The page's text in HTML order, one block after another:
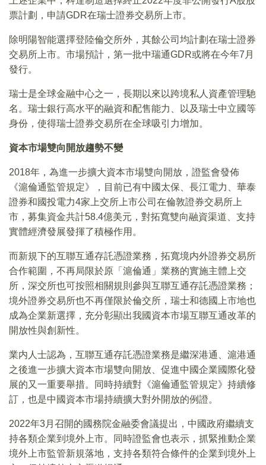
票計劃，申請GDR在瑞士證券交易所上市。
除明陽智能選擇登陸倫交所外，其餘公司均計劃在瑞士證券
交易所上市。市場預計，第一批中瑞通GDR或將在今年7月
發行。
瑞士是全球金融中心之一，長期以來以跨境私人資產管理馳
名。瑞士銀行高水平的融資和配售能力、以及瑞士中立國等
身份，使得瑞士證券交易所在全球吸引力增加。
資本市場雙向開放趨勢不變
2018年，為進一步擴大資本市場雙向開放，證監會發佈
《滬倫通監管規定》，目前已有中國太保、長江電力、華泰
證券和國投電力4家上交所上市公司在倫敦證券交易所上
市，募集資金共計58.4億美元，對拓寬雙向融資渠道、支持
實體經濟發展發揮了積極作用。
而新規下的互聯互通存託憑證業務，拓寬境内外證券交易所
合作範圍，不再局限於原「滬倫通」業務的實施主體上交
所，深交所也可按照相關規則參與互聯互通存託憑證業務；
境外證券交易所也不再僅限於倫交所，瑞士和德國上市地也
成為企業新選擇，充分彰顯出我國資本市場互聯互通改革的
開放性與創新性。
業内人士認為，互聯互通存託憑證業務是繼深港通、滬港通
之後進一步擴大資本市場雙向開放、促進中國企業國際化發
展的又一重要舉措。同時持續對《滬倫通監管規定》持續修
訂，也是中國資本市場持續擴大對外開放的例證。
2022年3月召開的國務院金融委會議提出，中國政府繼續支
持各類企業到境外上市。同時證監會也表示，抓緊推動企業
境外上市監管新規落地，支持各類符合條件的企業到境外上